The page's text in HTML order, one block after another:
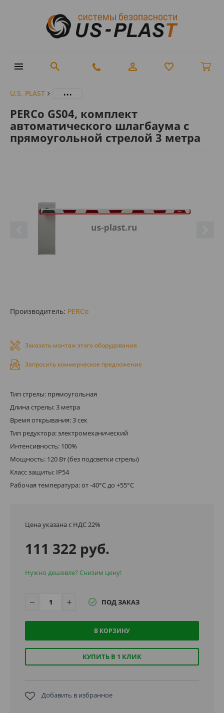
U.S. PLAST ...
PERCo GS04, комплект
автоматического шлагбаума с
прямоугольной стрелой 3 метра
Производитель: PERCo
Заказать монтаж этого оборудования
Запросить коммерческое предложение
Тип стрелы: прямоугольная
Длина стрелы: 3 метра
Время открывания: 3 сек
Тип редуктора: электромеханический
Интенсивность: 100%
Мощность: 120 Вт (без подсветки стрелы)
Класс защиты: IP54
Рабочая температура: от -40°C до +55°C
Цена указана с НДС 22%
111 322 руб.
Нужно дешевле? Снизим цену!
ПОД ЗАКАЗ
В КОРЗИНУ
КУПИТЬ В 1 КЛИК
Добавить в избранное